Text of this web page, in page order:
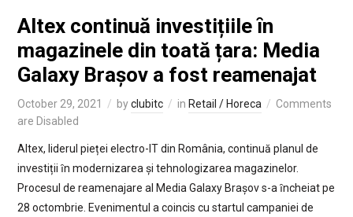
Altex continuă investițiile ȋn
magazinele din toată țara: Media
Galaxy Brașov a fost reamenajat
October 29, 2021 byclubitc in Retail / Horeca
Comments
are Disabled
Altex, liderul pieței electro-IT din România, continuă planul de
investiții ȋn modernizarea și tehnologizarea magazinelor.
Procesul de reamenajare al Media Galaxy Brașov s-a ȋncheiat pe
28 octombrie. Evenimentul a coincis cu startul campaniei de